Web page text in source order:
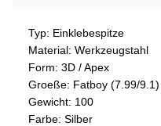
Typ: Einklebespitze
Material: Werkzeugstahl
Form: 3D / Apex
Groeße: Fatboy (7.99/9.1)
Gewicht: 100
Farbe: Silber